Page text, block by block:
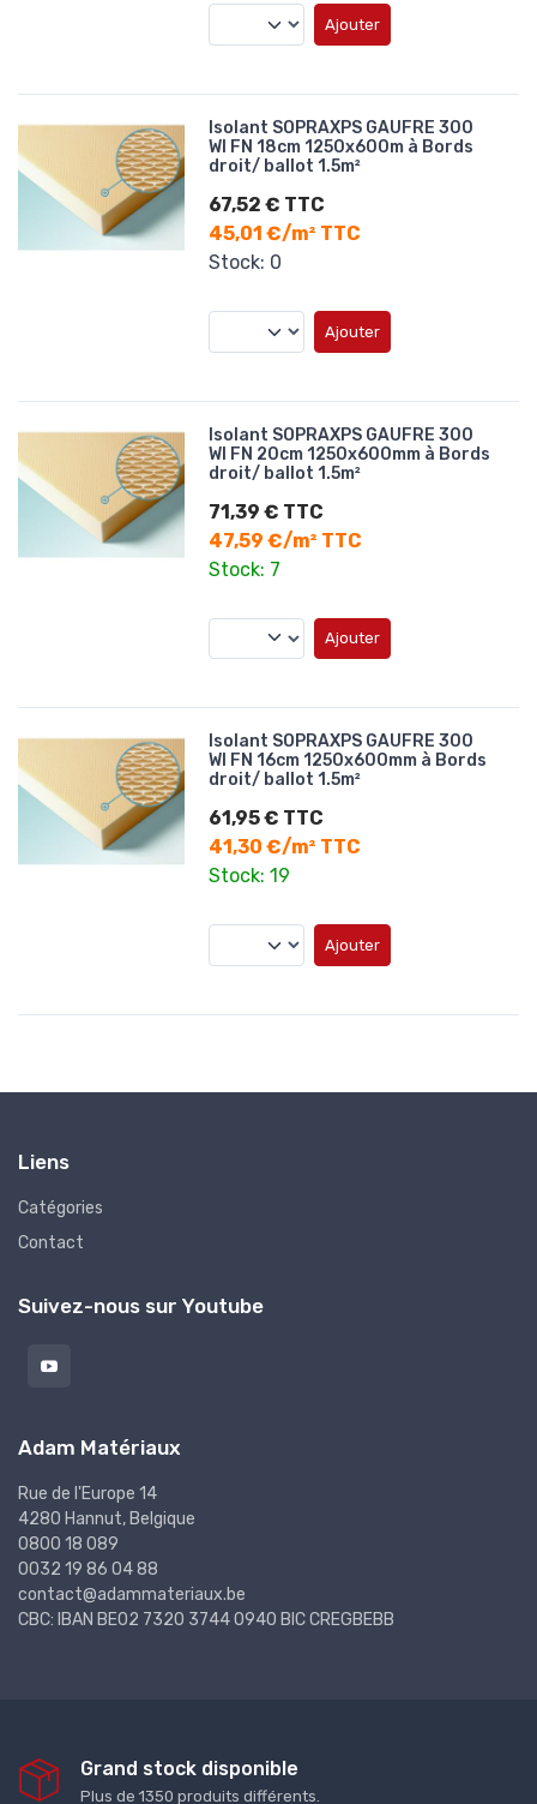
Ajouter
Isolant SOPRAXPS GAUFRE 300
WI FN 18cm 1250x600m à Bords
droit/ ballot 1.5m²
67,52 € TTC
45,01 €/m² TTC
Stock: 0
Ajouter
Isolant SOPRAXPS GAUFRE 300
WI FN 20cm 1250x600mm à Bords
droit/ ballot 1.5m²
71,39 € TTC
47,59 €/m² TTC
Stock: 7
Ajouter
Isolant SOPRAXPS GAUFRE 300
WI FN 16cm 1250x600mm à Bords
droit/ ballot 1.5m²
61,95 € TTC
41,30 €/m² TTC
Stock: 19
Ajouter
Liens
Catégories
Contact
Suivez-nous sur Youtube
Adam Matériaux
Rue de l'Europe 14
4280 Hannut, Belgique
0800 18 089
0032 19 86 04 88
contact@adammateriaux.be
CBC: IBAN BE02 7320 3744 0940 BIC CREGBEBB
Grand stock disponible
Plus de 1350 produits différents.